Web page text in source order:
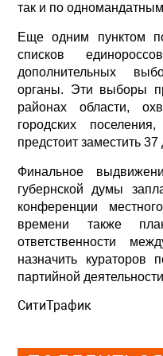
так и по
Еще одним пунктом
списков
дополнительных
органы. Эти выборы
районах области,
городских
предстоит заместить
Финальное
губернской думы
конференции
времени также
ответственности
назначить кураторов
партийной
СитиТрафик